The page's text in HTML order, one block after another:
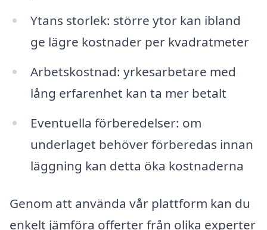
Ytans storlek: större ytor kan ibland
ge lägre kostnader per kvadratmeter
Arbetskostnad: yrkesarbetare med
lång erfarenhet kan ta mer betalt
Eventuella förberedelser: om
underlaget behöver förberedas innan
läggning kan detta öka kostnaderna
Genom att använda vår plattform kan du
enkelt jämföra offerter från olika experter